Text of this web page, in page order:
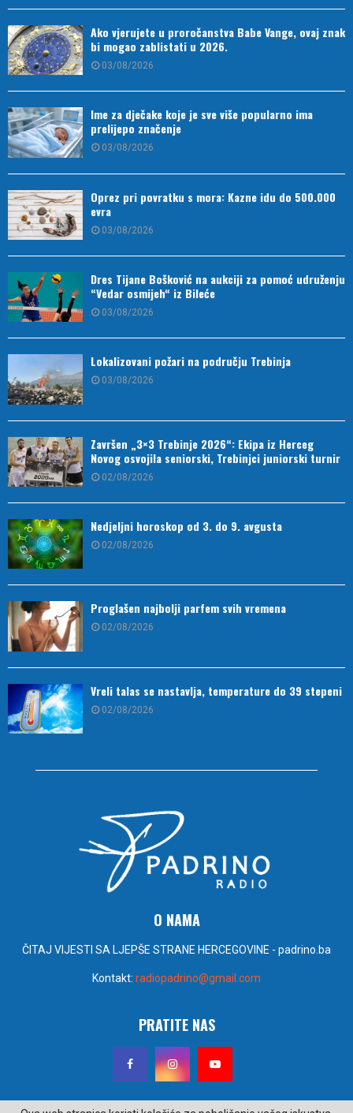
Ako vjerujete u proročanstva Babe Vange, ovaj znak
bi mogao zablistati u 2026.
03/08/2026
Ime za dječake koje je sve više popularno ima
prelijepo značenje
03/08/2026
Oprez pri povratku s mora: Kazne idu do 500.000
evra
03/08/2026
Dres Tijane Bošković na aukciji za pomoć udruženju
“Vedar osmijeh“ iz Bileće
03/08/2026
Lokalizovani požari na području Trebinja
03/08/2026
Završen „3×3 Trebinje 2026“: Ekipa iz Herceg
Novog osvojila seniorski, Trebinjci juniorski turnir
02/08/2026
Nedjeljni horoskop od 3. do 9. avgusta
02/08/2026
Proglašen najbolji parfem svih vremena
02/08/2026
Vreli talas se nastavlja, temperature do 39 stepeni
02/08/2026
O NAMA
ČITAJ VIJESTI SA LJEPŠE STRANE HERCEGOVINE - padrino.ba
Kontakt: radiopadrino@gmail.com
PRATITE NAS